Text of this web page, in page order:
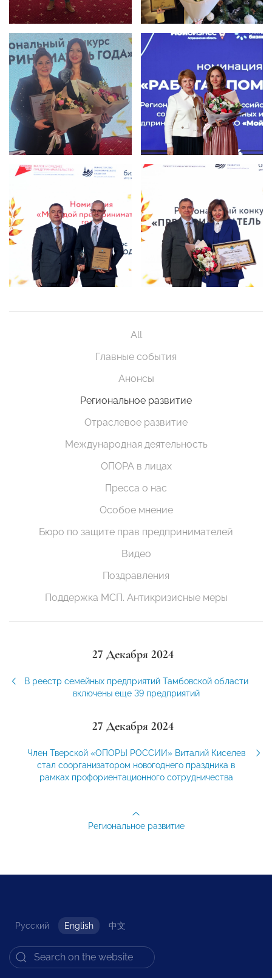
All
Главные события
Анонсы
Региональное развитие
Отраслевое развитие
Международная деятельность
ОПОРА в лицах
Пресса о нас
Особое мнение
Бюро по защите прав предпринимателей
Видео
Поздравления
Поддержка МСП. Антикризисные меры
27 Декабря 2024
В реестр семейных предприятий Тамбовской области
включены еще 39 предприятий
27 Декабря 2024
Член Тверской «ОПОРЫ РОССИИ» Виталий Киселев
стал соорганизатором новогоднего праздника в
рамках профориентационного сотрудничества
Региональное развитие
Русский English 中文